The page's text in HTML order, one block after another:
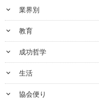
keyboard_arrow_down 業界別
keyboard_arrow_down 教育
keyboard_arrow_down 成功哲学
keyboard_arrow_down 生活
keyboard_arrow_down 協会便り